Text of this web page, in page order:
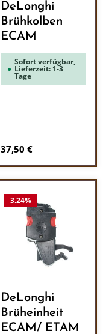
DeLonghi
Brühkolben
ECAM
Sofort verfügbar,
Lieferzeit: 1-3
Tage
Regulärer Preis:
37,50 €
3.24%
DeLonghi
Brüheinheit
ECAM/ ETAM